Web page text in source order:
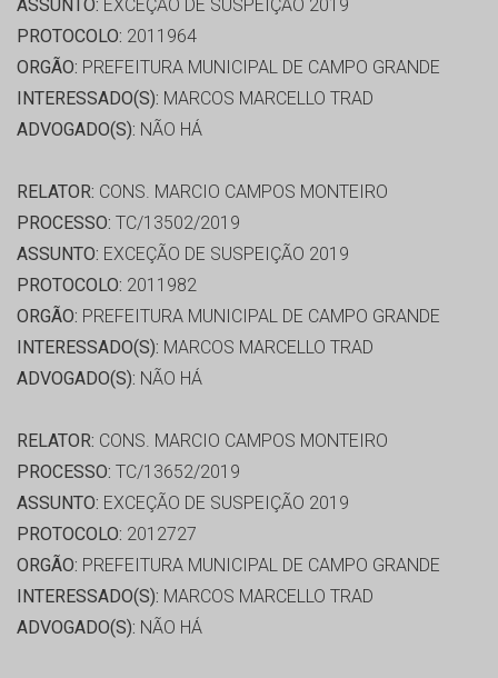
ASSUNTO: EXCEÇÃO DE SUSPEIÇÃO 2019
PROTOCOLO: 2011964
ORGÃO: PREFEITURA MUNICIPAL DE CAMPO GRANDE
INTERESSADO(S): MARCOS MARCELLO TRAD
ADVOGADO(S): NÃO HÁ
RELATOR: CONS. MARCIO CAMPOS MONTEIRO
PROCESSO: TC/13502/2019
ASSUNTO: EXCEÇÃO DE SUSPEIÇÃO 2019
PROTOCOLO: 2011982
ORGÃO: PREFEITURA MUNICIPAL DE CAMPO GRANDE
INTERESSADO(S): MARCOS MARCELLO TRAD
ADVOGADO(S): NÃO HÁ
RELATOR: CONS. MARCIO CAMPOS MONTEIRO
PROCESSO: TC/13652/2019
ASSUNTO: EXCEÇÃO DE SUSPEIÇÃO 2019
PROTOCOLO: 2012727
ORGÃO: PREFEITURA MUNICIPAL DE CAMPO GRANDE
INTERESSADO(S): MARCOS MARCELLO TRAD
ADVOGADO(S): NÃO HÁ